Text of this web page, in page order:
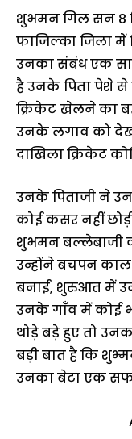
शुभमन गिल सन 8
फाजिल्का जिला
उनका संबंध एक
है उनके पिता पेशे
क्रिकेट खेलने का
उनके लगाव को
दाखिला क्रिकेट
उनके पिताजी ने
कोई कसर नहीं
शुभमन बल्लेबाजी
उन्होंने बचपन काल
बनाई, शुरुआत में
उनके गाँव में कोई
थोड़े बड़े हुए तो
बड़ी बात है कि
उनका बेटा एक